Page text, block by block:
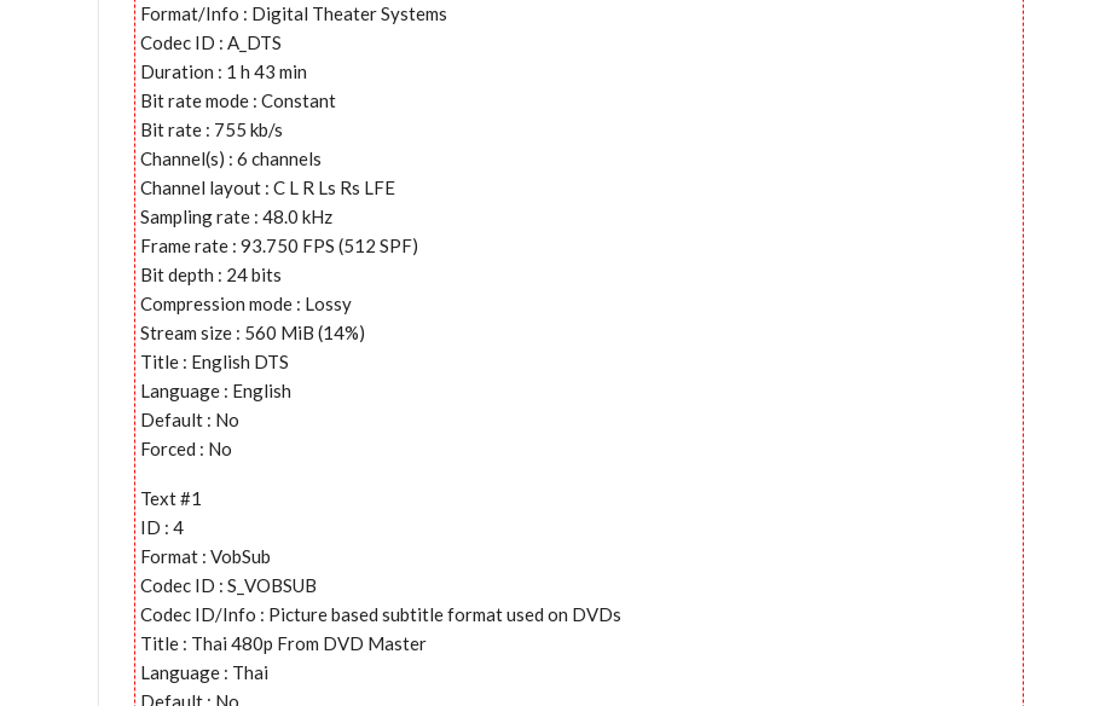
Format/Info : Digital Theater Systems
Codec ID : A_DTS
Duration : 1 h 43 min
Bit rate mode : Constant
Bit rate : 755 kb/s
Channel(s) : 6 channels
Channel layout : C L R Ls Rs LFE
Sampling rate : 48.0 kHz
Frame rate : 93.750 FPS (512 SPF)
Bit depth : 24 bits
Compression mode : Lossy
Stream size : 560 MiB (14%)
Title : English DTS
Language : English
Default : No
Forced : No
Text #1
ID : 4
Format : VobSub
Codec ID : S_VOBSUB
Codec ID/Info : Picture based subtitle format used on DVDs
Title : Thai 480p From DVD Master
Language : Thai
Default : No